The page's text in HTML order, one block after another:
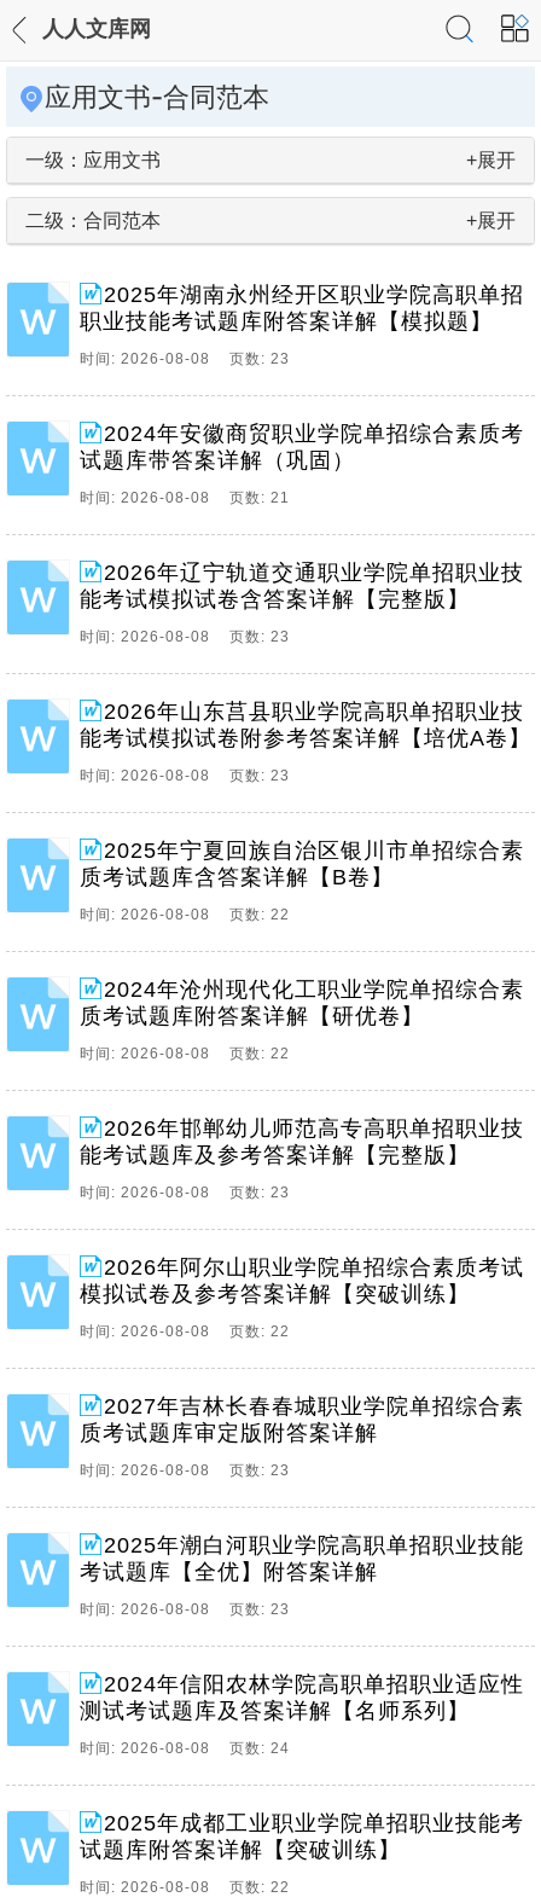
人人文库网
应用文书-合同范本
一级：应用文书 +展开
二级：合同范本 +展开
2025年湖南永州经开区职业学院高职单招
职业技能考试题库附答案详解【模拟题】
时间: 2026-08-08 页数: 23
2024年安徽商贸职业学院单招综合素质考
试题库带答案详解（巩固）
时间: 2026-08-08 页数: 21
2026年辽宁轨道交通职业学院单招职业技
能考试模拟试卷含答案详解【完整版】
时间: 2026-08-08 页数: 23
2026年山东莒县职业学院高职单招职业技
能考试模拟试卷附参考答案详解【培优A卷】
时间: 2026-08-08 页数: 23
2025年宁夏回族自治区银川市单招综合素
质考试题库含答案详解【B卷】
时间: 2026-08-08 页数: 22
2024年沧州现代化工职业学院单招综合素
质考试题库附答案详解【研优卷】
时间: 2026-08-08 页数: 22
2026年邯郸幼儿师范高专高职单招职业技
能考试题库及参考答案详解【完整版】
时间: 2026-08-08 页数: 23
2026年阿尔山职业学院单招综合素质考试
模拟试卷及参考答案详解【突破训练】
时间: 2026-08-08 页数: 22
2027年吉林长春春城职业学院单招综合素
质考试题库审定版附答案详解
时间: 2026-08-08 页数: 23
2025年潮白河职业学院高职单招职业技能
考试题库【全优】附答案详解
时间: 2026-08-08 页数: 23
2024年信阳农林学院高职单招职业适应性
测试考试题库及答案详解【名师系列】
时间: 2026-08-08 页数: 24
2025年成都工业职业学院单招职业技能考
试题库附答案详解【突破训练】
时间: 2026-08-08 页数: 22